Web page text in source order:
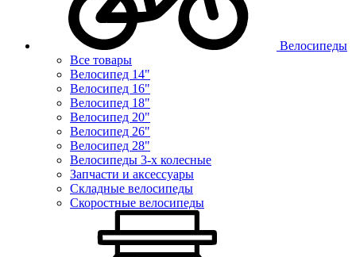
Велосипеды
Все товары
Велосипед 14"
Велосипед 16"
Велосипед 18"
Велосипед 20"
Велосипед 26"
Велосипед 28"
Велосипеды 3-х колесные
Запчасти и аксессуары
Складные велосипеды
Скоростные велосипеды